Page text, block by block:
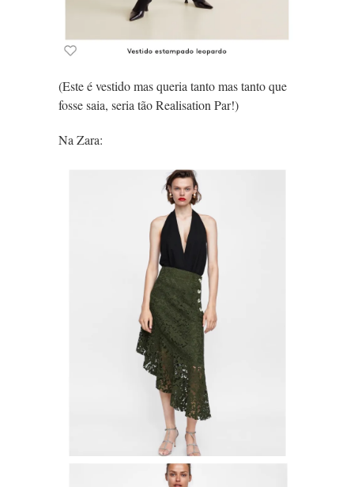
(Este é vestido mas queria tanto mas tanto que
fosse saia, seria tão Realisation Par!)
Na Zara: